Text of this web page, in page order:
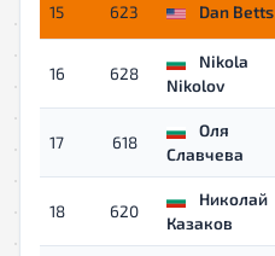
15 623 Dan Betts
16 628
Nikola
Nikolov
17 618
Оля
Славчева
18 620
Николай
Казаков